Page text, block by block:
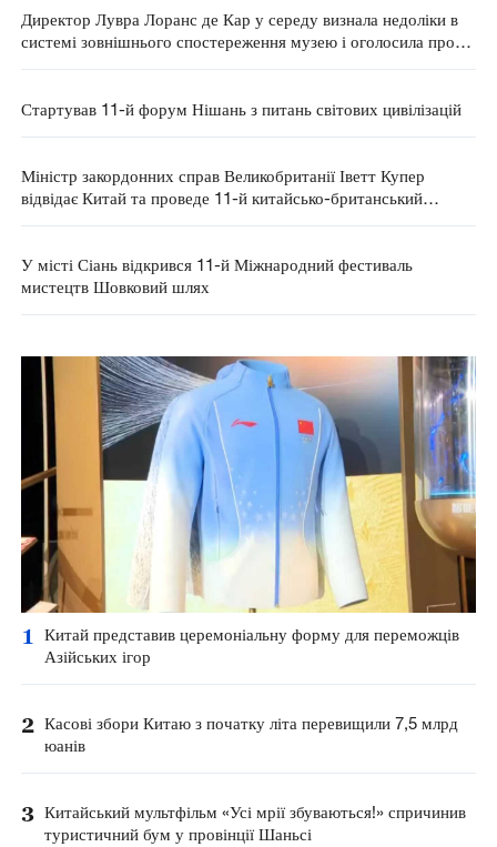
Директор Лувра Лоранс де Кар у середу визнала недоліки в
системі зовнішнього спостереження музею і оголосила про
Стартував 11-й форум Нішань з питань світових цивілізацій
Міністр закордонних справ Великобританії Іветт Купер
відвідає Китай та проведе 11-й китайсько-британський
У місті Сіань відкрився 11-й Міжнародний фестиваль
мистецтв Шовковий шлях
1
Китай представив церемоніальну форму для переможців
Азійських ігор
2 Касові збори Китаю з початку літа перевищили 7,5 млрд
юанів
3 Китайський мультфільм «Усі мрії збуваються!» спричинив
туристичний бум у провінції Шаньсі